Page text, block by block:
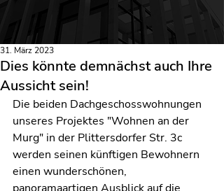
Dies könnte demnächst auch Ihre
Aussicht sein!
31. März 2023
Die beiden Dachgeschosswohnungen
unseres Projektes "Wohnen an der
Murg" in der Plittersdorfer Str. 3c
werden seinen künftigen Bewohnern
einen wunderschönen,